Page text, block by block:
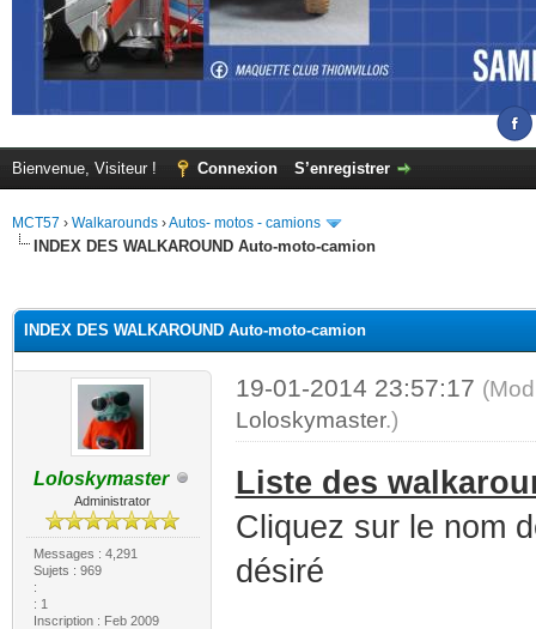
Bienvenue, Visiteur ! Connexion S’enregistrer
MCT57 › Walkarounds ›Autos- motos - camions
INDEX DES WALKAROUND Auto-moto-camion
INDEX DES WALKAROUND Auto-moto-camion
Loloskymaster
Administrator
Messages : 4,291
Sujets : 969
:
: 1
Inscription : Feb 2009
19-01-2014 23:57:17
Loloskymaster.)
Liste des
Cliquez sur le nom
désiré